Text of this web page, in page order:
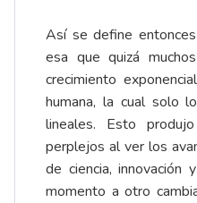
Así se define
esa que quizá
crecimiento
humana, la cual solo
lineales. Esto
perplejos al ver los
de ciencia,
momento a otro